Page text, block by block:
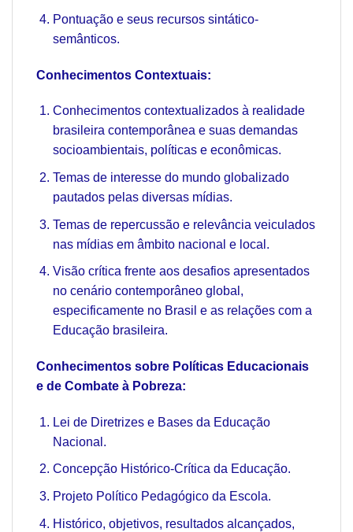
Pontuação e seus recursos sintático-
semânticos.
Conhecimentos Contextuais:
Conhecimentos contextualizados à realidade
brasileira contemporânea e suas demandas
socioambientais, políticas e econômicas.
Temas de interesse do mundo globalizado
pautados pelas diversas mídias.
Temas de repercussão e relevância veiculados
nas mídias em âmbito nacional e local.
Visão crítica frente aos desafios apresentados
no cenário contemporâneo global,
especificamente no Brasil e as relações com a
Educação brasileira.
Conhecimentos sobre Políticas Educacionais
e de Combate à Pobreza:
Lei de Diretrizes e Bases da Educação
Nacional.
Concepção Histórico-Crítica da Educação.
Projeto Político Pedagógico da Escola.
Histórico, objetivos, resultados alcançados,